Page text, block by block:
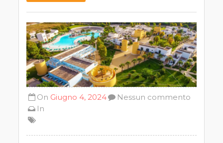
On Giugno 4, 2024
In
Nessun commento